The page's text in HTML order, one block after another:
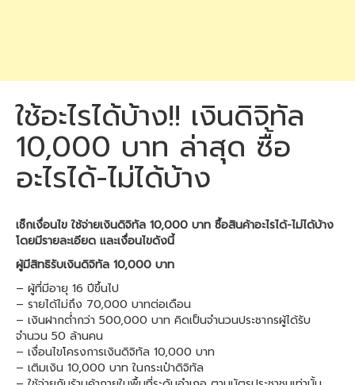
ใช้อะไรได้บ้าง!! เงินดิจิทัล
10,000 บาท ล่าสุด ซื้อ
อะไรได้-ไม่ได้บ้าง
เช็กเงื่อนไข ใช้จ่ายเงินดิจิทัล 10,000 บาท ซื้อสินค้าอะไรได้-ไม่ได้บ้าง
โดยมีรายละเอียด และเงื่อนไขดังนี้
ผู้มีสิทธิรับเงินดิจิทัล 10,000 บาท
– ผู้ที่มีอายุ 16 ปีขึ้นไป
– รายได้ไม่ถึง 70,000 บาทต่อเดือน
– เงินฝากต่ำกว่า 500,000 บาท คิดเป็นจำนวนประชากรผู้ได้รับ
จำนวน 50 ล้านคน
– เงื่อนไขโครงการเงินดิจิทัล 10,000 บาท
– เติมเงิน 10,000 บาท ในกระเป๋าดิจิทัล